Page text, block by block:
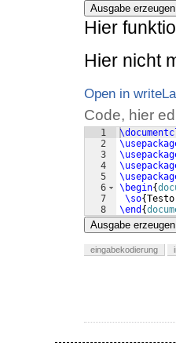
Ausgabe erzeugen
Hier
Hier nicht
Open in
Code, hier
1
2
3
4
5
6
7
8
\begin{
\so{
\end {
Ausgabe erzeugen
eingabekodierung